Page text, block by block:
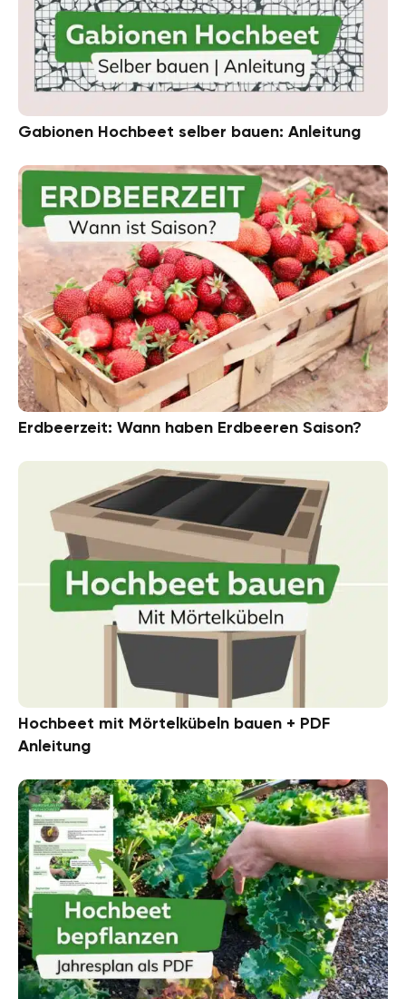
Gabionen Hochbeet selber bauen: Anleitung
Erdbeerzeit: Wann haben Erdbeeren Saison?
Hochbeet mit Mörtelkübeln bauen + PDF
Anleitung